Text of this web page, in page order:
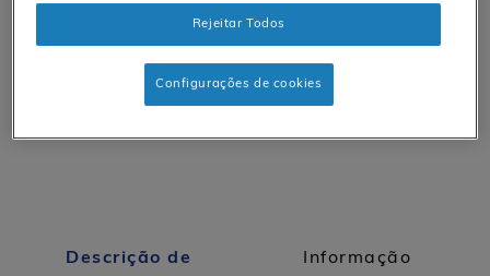
Rico em ómega-6
Descrição de
Informação
Rejeitar Todos
Configurações de cookies